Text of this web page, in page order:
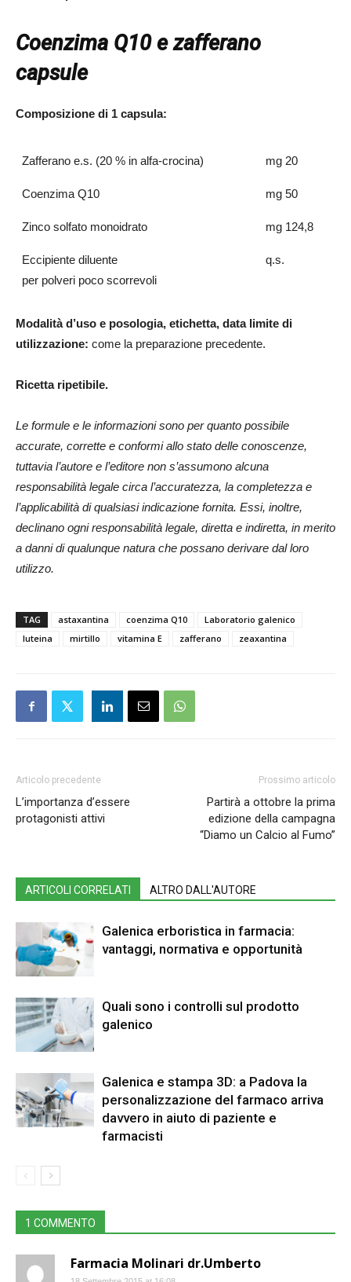
Coenzima Q10 e zafferano
capsule
Composizione di 1 capsula:
Zafferano e.s. (20 % in alfa-crocina) mg 20
Coenzima Q10 mg 50
Zinco solfato monoidrato mg 124,8
Eccipiente diluente
per polveri poco scorrevoli
q.s.
Modalità d’uso e posologia, etichetta, data limite di
utilizzazione: come la preparazione precedente.
Ricetta ripetibile.
Le formule e le informazioni sono per quanto possibile
accurate, corrette e conformi allo stato delle conoscenze,
tuttavia l’autore e l’editore non s’assumono alcuna
responsabilità legale circa l’accuratezza, la completezza e
l’applicabilità di qualsiasi indicazione fornita. Essi, inoltre,
declinano ogni responsabilità legale, diretta e indiretta, in merito
a danni di qualunque natura che possano derivare dal loro
utilizzo.
TAG astaxantina coenzima Q10
Laboratorio galenico
luteina
mirtillo vitamina E zafferano zeaxantina
Articolo precedente
L’importanza d’essere
protagonisti attivi
Prossimo articolo
Partirà a ottobre la prima
edizione della campagna
“Diamo un Calcio al Fumo”
ARTICOLI CORRELATI ALTRO DALL'AUTORE
Galenica erboristica in farmacia:
vantaggi, normativa e opportunità
Quali sono i controlli sul prodotto
galenico
Galenica e stampa 3D: a Padova la
personalizzazione del farmaco arriva
davvero in aiuto di paziente e
farmacisti
1 COMMENTO
Farmacia Molinari dr.Umberto